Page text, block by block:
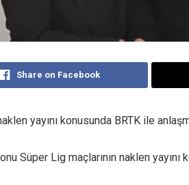
Share on Facebook
yayını konusunda BRTK ile
Süper Lig maçlarının naklen